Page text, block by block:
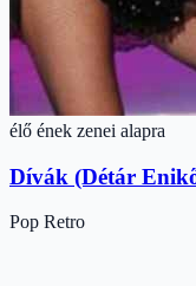
élő ének zenei alapra
Dívák (Détár
Pop Retro